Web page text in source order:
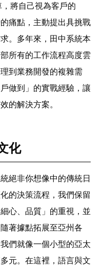
將自己視為客戶的
痛點，主動提出具挑戰
。多年來，田中系統本
所有的工作流程高度雲
到業務開發的複雜需
做到」的實戰經驗，讓
的解決方案。
化​
絕非你想像中的傳統日
的決策流程，我們保留
心、品質」的重視，並
著據點拓展至亞州各
們就像一個小型的亞太
元。在這裡，語言與文